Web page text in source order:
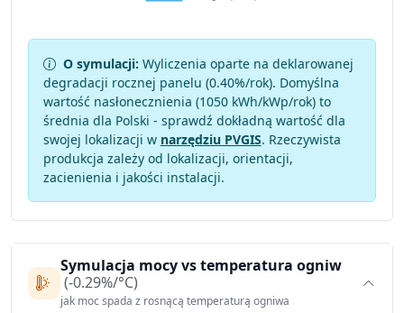
O symulacji: Wyliczenia oparte na deklarowanej
degradacji rocznej panelu (0.40%/rok). Domyślna
wartość nasłonecznienia (1050 kWh/kWp/rok) to
średnia dla Polski - sprawdź dokładną wartość dla
swojej lokalizacji w narzędziu PVGIS. Rzeczywista
produkcja zależy od lokalizacji, orientacji,
zacienienia i jakości instalacji.
Symulacja mocy vs temperatura ogniw
(-0.29%/°C)
jak moc spada z rosnącą temperaturą ogniwa